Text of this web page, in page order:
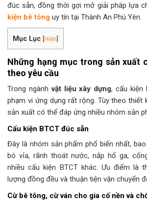
đúc sẵn, đồng thời gợi mở giải pháp lựa
kiện bê tông uy tín tại Thành An Phú Yên.
Mục Lục [Hiện]
Những hạng mục trong sản xuất
theo yêu cầu
Trong ngànhvật liệu xây dựng, cấu kiện
phạm vi ứng dụng rất rộng. Tùy theo thiết
sản xuất có thể đáp ứng nhiều nhóm sản
Cấu kiện BTCT đúc sẵn
Đây là nhóm sản phẩm phổ biến nhất,
bó vỉa, rãnh thoát nước, nắp hố ga,
nhiều cấu kiện BTCT khác. Ưu điểm là
lượng đồng đều và thuận tiện vận chuyển
Cừ bê tông, cừ ván cho gia cố nền và